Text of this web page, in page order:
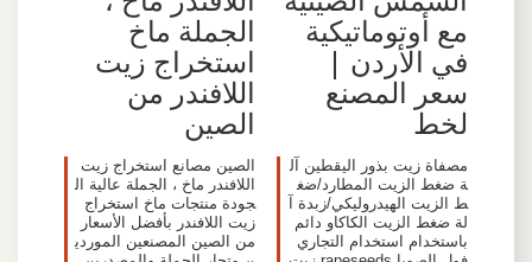
مع أوتوماتيكية
في الأردن |
سعر المصنع
لخط
مصفاة زيت بذور اليقطين آل
ة ضغط الزيت المطارد/ضغ
ط الزيت الهيدروليكي/زبدة آ
لة ضغط الزيت الكاكاو دائم
باستخدام استخدام التجاري
الجملة ماخ
استخراج زيت
اللافندر من
الصين
الصين مصانع استخراج زيت
اللافندر ماخ ، الجملة عالية ال
جودة منتجات ماخ استخراج
زيت اللافندر بأفضل الأسعار
من الصين المصنعين الموردي